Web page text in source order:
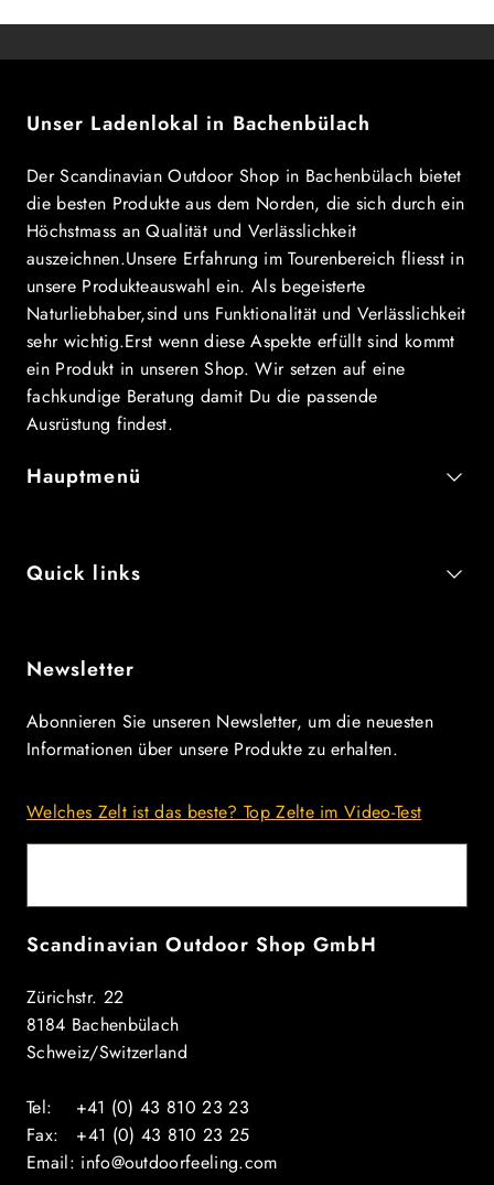
Unser Ladenlokal in Bachenbülach
Der Scandinavian Outdoor Shop in Bachenbülach bietet
die besten Produkte aus dem Norden, die sich durch ein
Höchstmass an Qualität und Verlässlichkeit
auszeichnen.Unsere Erfahrung im Tourenbereich fliesst in
unsere Produkteauswahl ein. Als begeisterte
Naturliebhaber,sind uns Funktionalität und Verlässlichkeit
sehr wichtig.Erst wenn diese Aspekte erfüllt sind kommt
ein Produkt in unseren Shop. Wir setzen auf eine
fachkundige Beratung damit Du die passende
Ausrüstung findest.
Hauptmenü
Quick links
Newsletter
Abonnieren Sie unseren Newsletter, um die neuesten
Informationen über unsere Produkte zu erhalten.
Welches Zelt ist das beste? Top Zelte im Video-Test
Scandinavian Outdoor Shop GmbH
Zürichstr. 22
8184 Bachenbülach
Schweiz/Switzerland
Tel: +41 (0) 43 810 23 23
Fax: +41 (0) 43 810 23 25
Email: info@outdoorfeeling.com